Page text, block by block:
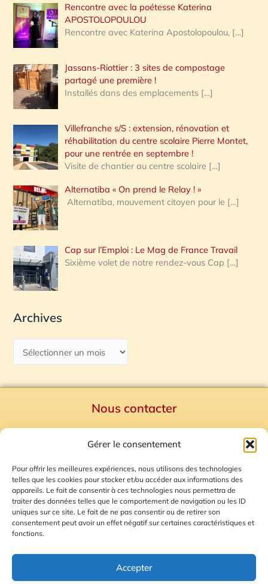
Gérer le consentement
Pour offrir les meilleures expériences, nous utilisons des technologies
telles que les cookies pour stocker et/ou accéder aux informations des
appareils. Le fait de consentir à ces technologies nous permettra de
traiter des données telles que le comportement de navigation ou les ID
uniques sur ce site. Le fait de ne pas consentir ou de retirer son
consentement peut avoir un effet négatif sur certaines caractéristiques et
fonctions.
Accepter
Rencontre avec la poétesse Katerina
APOSTOLOPOULOU
Rencontre avec Katerina Apostolopoulou, […]
Jassans-Riottier : 3 sites de compostage
partagé une première !
Installés dans des emplacements […]
Villefranche s/S : extension, rénovation et
réhabilitation du centre scolaire Pierre Montet,
pour une rentrée en septembre !
Visite de chantier au centre scolaire […]
Alternatiba « On prend le Relay ! »
Alternatiba, mouvement citoyen pour le […]
Cap sur l’Emploi : Le Mag de France Travail
Sixième volet de notre rendez-vous Cap […]
Archives
Nous contacter
Mentions Légales
Plan du site
Gestion des Cookies